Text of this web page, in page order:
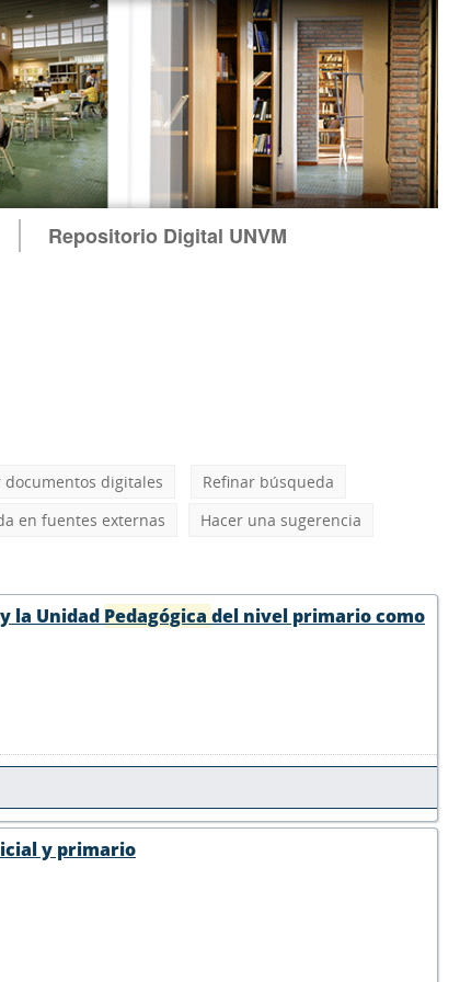
Repositorio Digital UNVM
documentos digitales
Refinar búsqueda
en fuentes externas Hacer una sugerencia
la Unidad Pedagógica del nivel primario como
y primario